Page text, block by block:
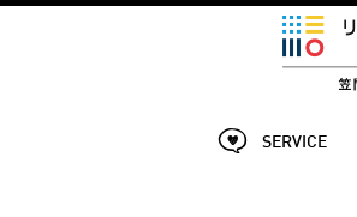
SERVICE